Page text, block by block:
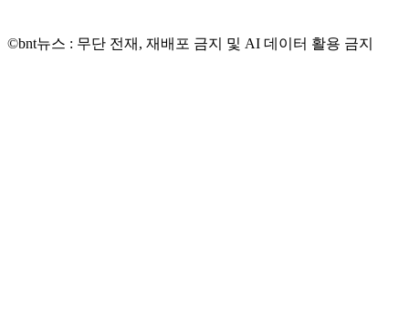
©bnt뉴스 : 무단 전재, 재배포 금지 및 AI 데이터 활용 금지